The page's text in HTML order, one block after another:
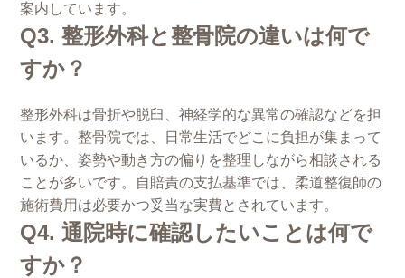
案内しています。
Q3. 整形外科と整骨院の違いは何で
すか？
整形外科は骨折や脱臼、神経学的な異常の確認などを担
います。整骨院では、日常生活でどこに負担が集まって
いるか、姿勢や動き方の偏りを整理しながら相談される
ことが多いです。自賠責の支払基準では、柔道整復師の
施術費用は必要かつ妥当な実費とされています。
Q4. 通院時に確認したいことは何で
すか？